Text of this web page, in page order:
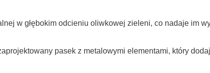
w głębokim odcieniu oliwkowej zieleni, co nadaje im
pasek z metalowymi elementami, który